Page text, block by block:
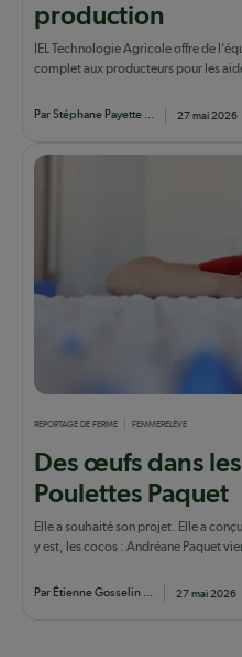
production
IEL Technologie Agricole offre de
complet aux producteurs pour les
Par Stéphane Payette ... 27 mai 2026
REPORTAGE DE FERME FEMMERELÈVE
Des œufs dans
Poulettes Paquet
Elle a souhaité son projet. Elle a
y est, les cocos : Andréane Paquet
Par Étienne Gosselin ... 27 mai 2026